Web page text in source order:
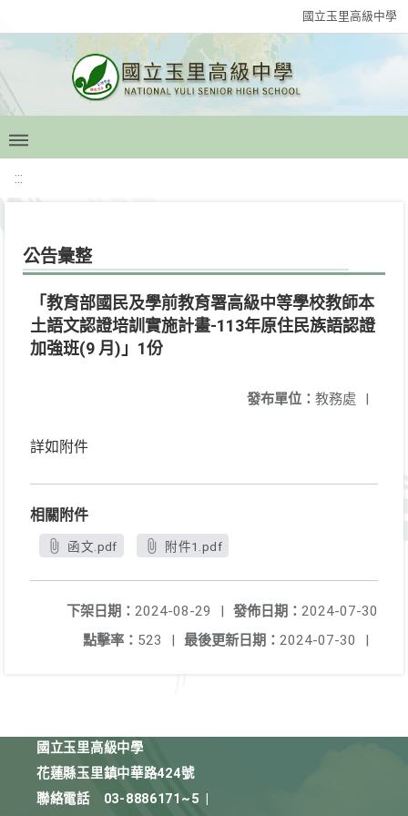
國立玉里高級中學
:::
公告彙整
「教育部國民及學前教育署高級中等學校教師本
土語文認證培訓實施計畫-113年原住民族語認證
加強班(9 月)」1份
發布單位： 教務處 |
詳如附件
相關附件
函文.pdf 附件1.pdf
發佈日期： 2024-07-30
下架日期： 2024-08-29
|
最後更新日期： 2024-07-30 |
點擊率： 523 |
國立玉里高級中學
花蓮縣玉里鎮中華路424號
聯絡電話
03-8886171~5